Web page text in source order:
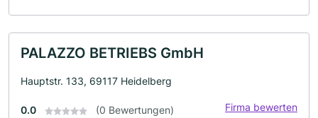
PALAZZO BETRIEBS GmbH
Hauptstr. 133, 69117 Heidelberg
0.0 (0 Bewertungen) Firma bewerten